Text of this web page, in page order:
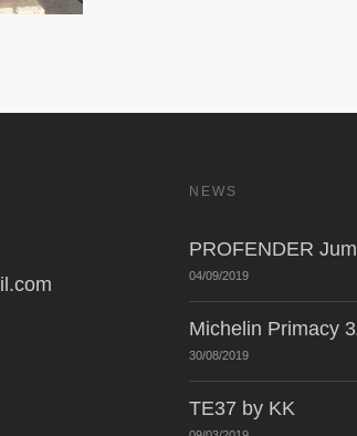
NEWS
PROFENDER
04/09/2019
Michelin Primacy
30/08/2019
TE37 by KK